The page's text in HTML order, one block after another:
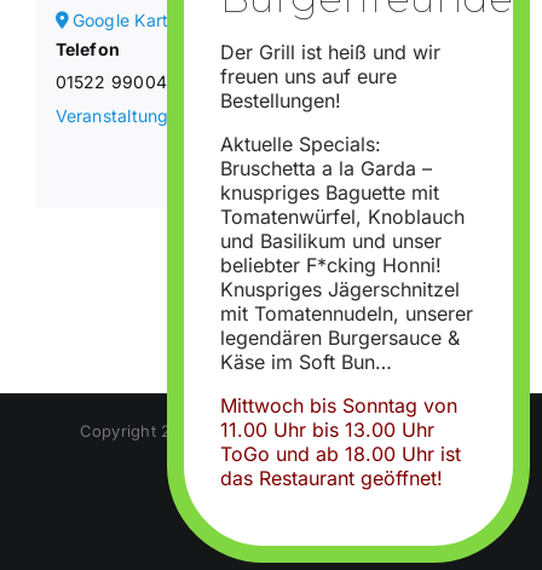
Google Karte anzeigen
Telefon
01522 9900440
Veranstaltungsort-Website anzeigen
Copyright 2022 | Ratskeller brehna |Impressum
Datenschutz
Der Grill ist heiß und wir
freuen uns auf eure
Bestellungen!
Aktuelle Specials:
Bruschetta a la Garda –
knuspriges Baguette mit
Tomatenwürfel, Knoblauch
und Basilikum und unser
beliebter F*cking Honni!
Knuspriges Jägerschnitzel
mit Tomatennudeln, unserer
legendären Burgersauce &
Käse im Soft Bun…
Mittwoch bis Sonntag von
11.00 Uhr bis 13.00 Uhr
ToGo und ab 18.00 Uhr ist
das Restaurant geöffnet!